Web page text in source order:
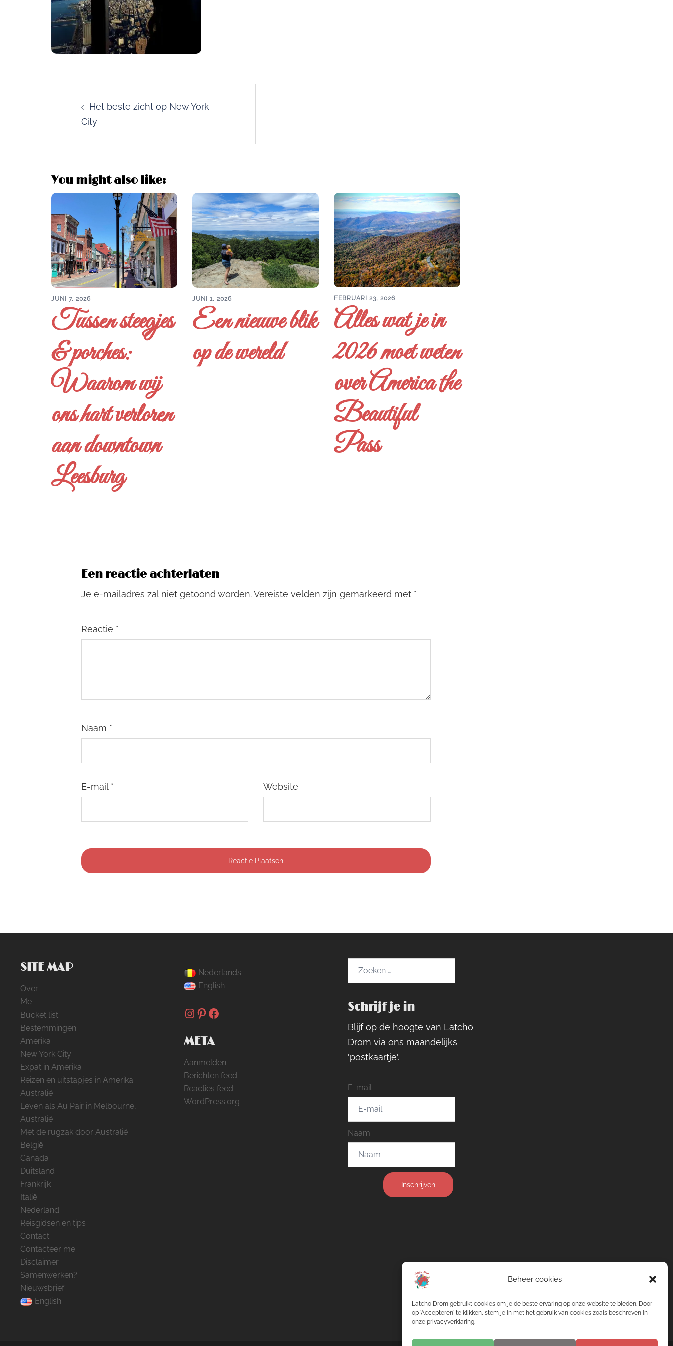
Beheer cookies
Latcho Drom gebruikt cookies om je de beste ervaring op onze website te bieden. Door
op 'Accepteren' te klikken, stem je in met het gebruik van cookies zoals beschreven in
onze privacyverklaring.
navigationHet beste zicht op New York
City
You might also like:
JUNI 7, 2026
Tussen steegjes
& porches:
Waarom wij
ons hart verloren
aan downtown
Leesburg
JUNI 1, 2026
Een nieuwe blik
op de wereld
FEBRUARI 23, 2026
Alles wat je in
2026 moet weten
over America the
Beautiful
Pass
Een reactie achterlaten
Je e-mailadres zal niet getoond worden.Vereiste velden zijn gemarkeerd met *
Reactie *
Naam *
E-mail * Website
SITE MAP
Over
Me
Bucket list
Bestemmingen
Amerika
New York City
Expat in Amerika
Reizen en uitstapjes in Amerika
Australië
Leven als Au Pair in Melbourne,
Australië
Met de rugzak door Australië
België
Canada
Duitsland
Frankrijk
Italië
Nederland
Reisgidsen en tips
Contact
Contacteer me
Disclaimer
Samenwerken?
Nieuwsbrief
English
Nederlands
English
Instagram
Pinterest
Facebook
META
Aanmelden
Berichten feed
Reacties feed
WordPress.org
Schrijf je in
Blijf op de hoogte van Latcho
Drom via ons maandelijks
'postkaartje'.
E-mail
Naam
Inschrijven